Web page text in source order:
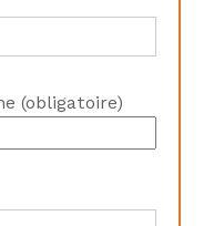
(obligatoire)